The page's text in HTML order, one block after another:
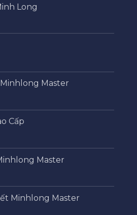
Long
Master
Cấp
Master
Minhlong Master